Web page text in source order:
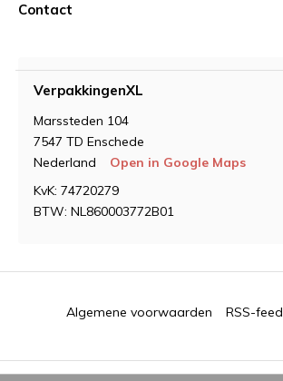
Contact
VerpakkingenXL
Marssteden 104
7547 TD Enschede
Nederland
Open in Google Maps
KvK: 74720279
BTW: NL860003772B01
Algemene voorwaarden RSS-feed